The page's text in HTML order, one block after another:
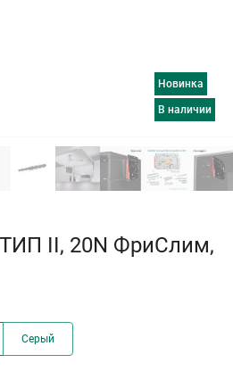
Новинка
в наличии
II, 20N ФриСлим,
Серый